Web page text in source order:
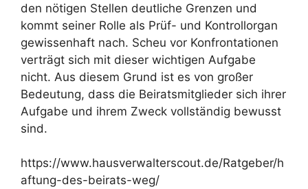
den nötigen Stellen deutliche Grenzen und
kommt seiner Rolle als Prüf- und Kontrollorgan
gewissenhaft nach. Scheu vor Konfrontationen
verträgt sich mit dieser wichtigen Aufgabe
nicht. Aus diesem Grund ist es von großer
Bedeutung, dass die Beiratsmitglieder sich ihrer
Aufgabe und ihrem Zweck vollständig bewusst
sind.
https://www.hausverwalterscout.de/Ratgeber/h
aftung-des-beirats-weg/